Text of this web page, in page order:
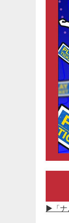
▶「ナ